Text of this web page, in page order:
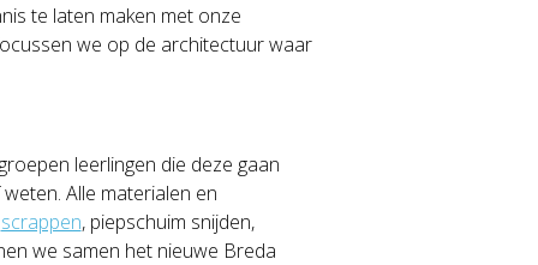
te laten maken met onze
we op de architectuur waar
leerlingen die deze gaan
Alle materialen en
scrappen, piepschuim snijden,
we samen het nieuwe Breda